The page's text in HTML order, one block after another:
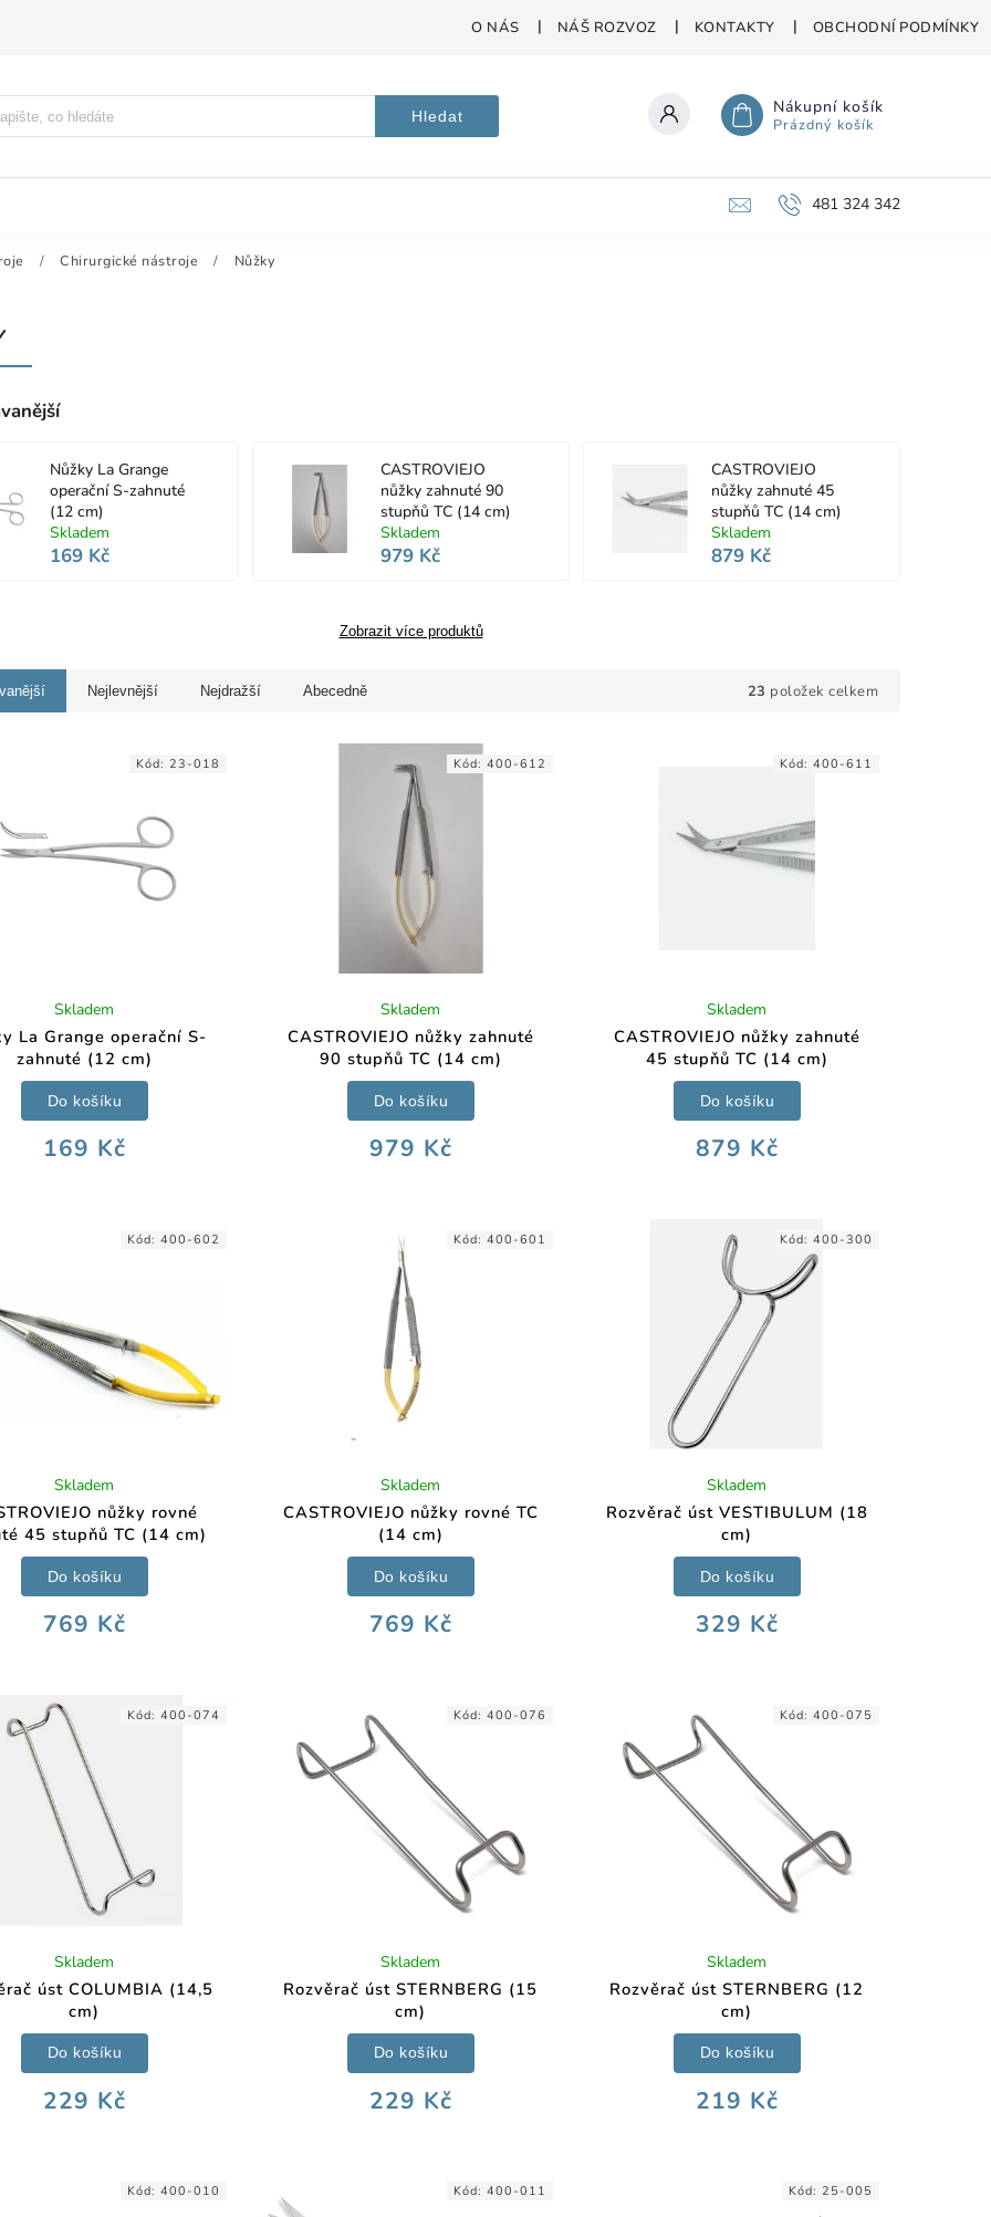
O NÁS NÁŠ ROZVOZ KONTAKTY OBCHODNÍ PODMÍNKY
Hledat Nákupní košík
Prázdný košík
481 324 342
/ Chirurgické nástroje / Nůžky
Nůžky La Grange
operační S-zahnuté
(12 cm)
Skladem
169 Kč
CASTROVIEJO
nůžky zahnuté 90
stupňů TC (14 cm)
Skladem
979 Kč
CASTROVIEJO
nůžky zahnuté 45
stupňů TC (14 cm)
Skladem
879 Kč
Zobrazit více produktů
Nejlevnější Nejdražší Abecedně 23 položek celkem
La Grange operační S-
zahnuté (12 cm)
Skladem
169 Kč
Do košíku
Kód:23-018
CASTROVIEJO nůžky zahnuté
90 stupňů TC (14 cm)
Skladem
979 Kč
Do košíku
Kód:400-612
CASTROVIEJO nůžky zahnuté
45 stupňů TC (14 cm)
Skladem
879 Kč
Do košíku
Kód:400-611
nůžky rovné
45 stupňů TC (14 cm)
Skladem
769 Kč
Do košíku
Kód:400-602
CASTROVIEJO nůžky rovné TC
(14 cm)
Skladem
769 Kč
Do košíku
Kód:400-601
Rozvěrač úst VESTIBULUM (18
cm)
Skladem
329 Kč
Do košíku
Kód:400-300
úst COLUMBIA (14,5
cm)
Skladem
229 Kč
Do košíku
Kód:400-074
Rozvěrač úst STERNBERG (15
cm)
Skladem
229 Kč
Do košíku
Kód:400-076
Rozvěrač úst STERNBERG (12
cm)
Skladem
219 Kč
Do košíku
Kód:400-075
Kód:400-010 Kód:400-011 Kód:25-005